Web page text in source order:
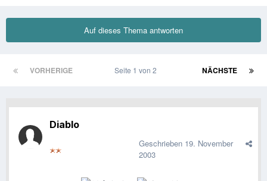
Auf dieses Thema antworten
VORHERIGE NÄCHSTE
Seite 1 von 2
Diablo
Geschrieben 19. November
2003